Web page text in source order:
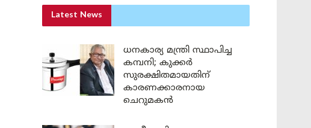
Latest News
ധനകാര്യ മന്ത്രി സ്ഥാപിച്ച
കമ്പനി; കുക്കർ
സുരക്ഷിതമായതിന്
കാരണക്കാരനായ
ചെറുമകൻ